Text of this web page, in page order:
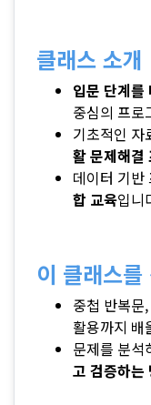
클래스 소개
입문 단계를
중심의 프로
기초적인 자
활 문제해결
데이터 기반
합 교육입니
이 클래스
중첩 반복문
활용까지 배
문제를 분석
고 검증하는